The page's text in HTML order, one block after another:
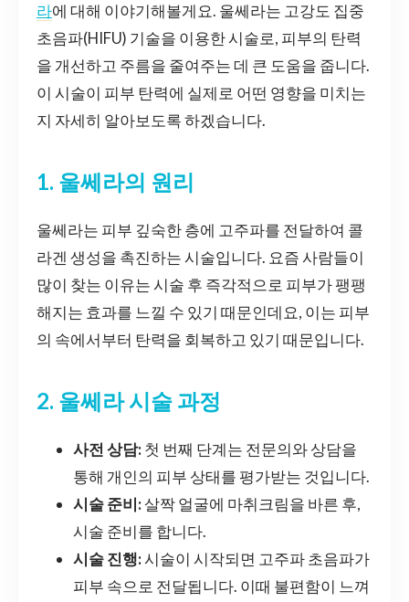
라에 대해 이야기해볼게요. 울쎄라는 고강도 집중
초음파(HIFU) 기술을 이용한 시술로, 피부의 탄력
을 개선하고 주름을 줄여주는 데 큰 도움을 줍니다.
이 시술이 피부 탄력에 실제로 어떤 영향을 미치는
지 자세히 알아보도록 하겠습니다.
1. 울쎄라의 원리
울쎄라는 피부 깊숙한 층에 고주파를 전달하여 콜
라겐 생성을 촉진하는 시술입니다. 요즘 사람들이
많이 찾는 이유는 시술 후 즉각적으로 피부가 팽팽
해지는 효과를 느낄 수 있기 때문인데요, 이는 피부
의 속에서부터 탄력을 회복하고 있기 때문입니다.
2. 울쎄라 시술 과정
사전 상담: 첫 번째 단계는 전문의와 상담을
통해 개인의 피부 상태를 평가받는 것입니다.
시술 준비:살짝 얼굴에 마취크림을 바른 후,
시술 준비를 합니다.
시술 진행:시술이 시작되면 고주파 초음파가
피부 속으로 전달됩니다. 이때 불편함이 느껴